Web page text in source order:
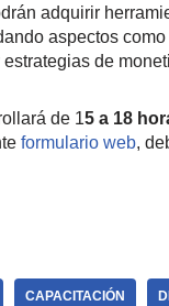
adquirir
aspectos
de
de 15 a 18
formulario web,
CAPACITACIÓN